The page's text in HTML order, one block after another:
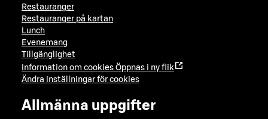
Restauranger
Restauranger på kartan
Lunch
Evenemang
Tillgänglighet
Information om cookies Öppnas i ny flik
Ändra inställningar för cookies
Allmänna uppgifter